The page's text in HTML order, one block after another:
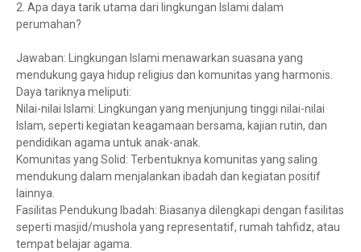
2. Apa daya tarik utama dari lingkungan Islami dalam
perumahan?
Jawaban: Lingkungan Islami menawarkan suasana yang
mendukung gaya hidup religius dan komunitas yang harmonis.
Daya tariknya meliputi:
Nilai-nilai Islami: Lingkungan yang menjunjung tinggi nilai-nilai
Islam, seperti kegiatan keagamaan bersama, kajian rutin, dan
pendidikan agama untuk anak-anak.
Komunitas yang Solid: Terbentuknya komunitas yang saling
mendukung dalam menjalankan ibadah dan kegiatan positif
lainnya.
Fasilitas Pendukung Ibadah: Biasanya dilengkapi dengan fasilitas
seperti masjid/mushola yang representatif, rumah tahfidz, atau
tempat belajar agama.